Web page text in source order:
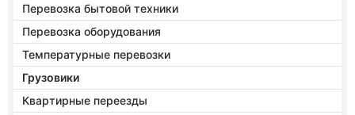
Перевозка бытовой техники
Перевозка оборудования
Температурные перевозки
Грузовики
Квартирные переезды